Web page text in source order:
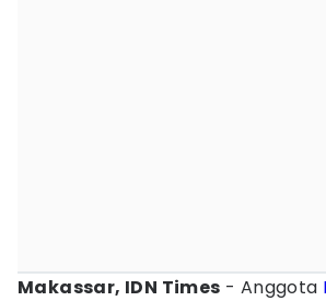
Makassar, IDN Times - Anggota